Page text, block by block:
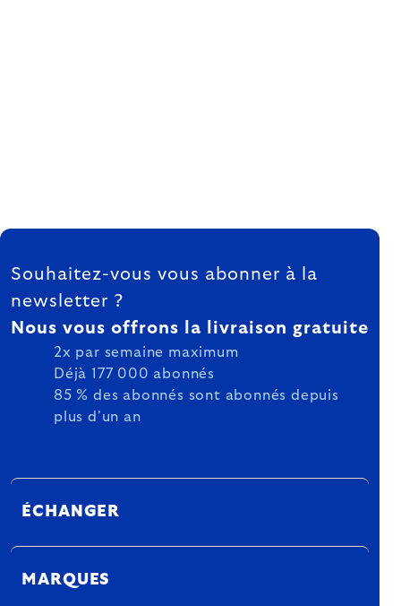
FOOTER
Souhaitez-vous vous abonner à la
newsletter ?
Nous vous offrons la livraison gratuite
2x par semaine maximum
Déjà 177 000 abonnés
85 % des abonnés sont abonnés depuis
plus d'un an
ÉCHANGER
MARQUES